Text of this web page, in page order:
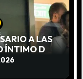
A LAS
DE
PÚBLICO